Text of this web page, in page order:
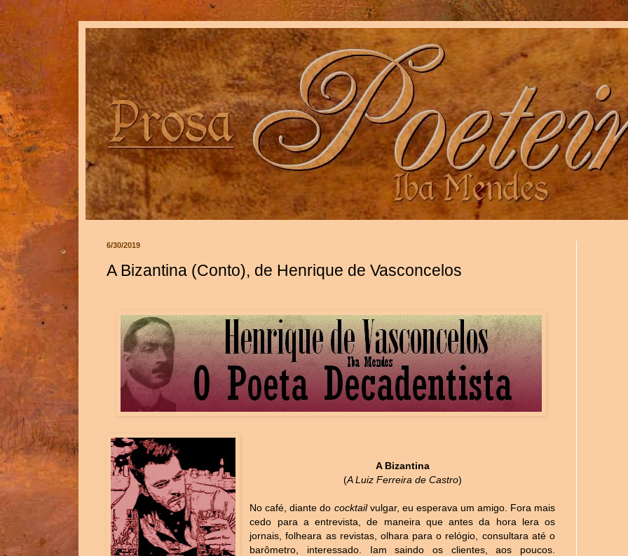
6/30/2019
A Bizantina (Conto), de Henrique de Vasconcelos
A Bizantina
(A Luiz Ferreira de Castro)
No café, diante do cocktailvulgar, eu esperava um amigo. Fora mais
cedo para a entrevista, de maneira que antes da hora lera os
jornais, folheara as revistas, olhara para o relógio, consultara até o
barômetro, interessado. Iam saindo os clientes, aos poucos.